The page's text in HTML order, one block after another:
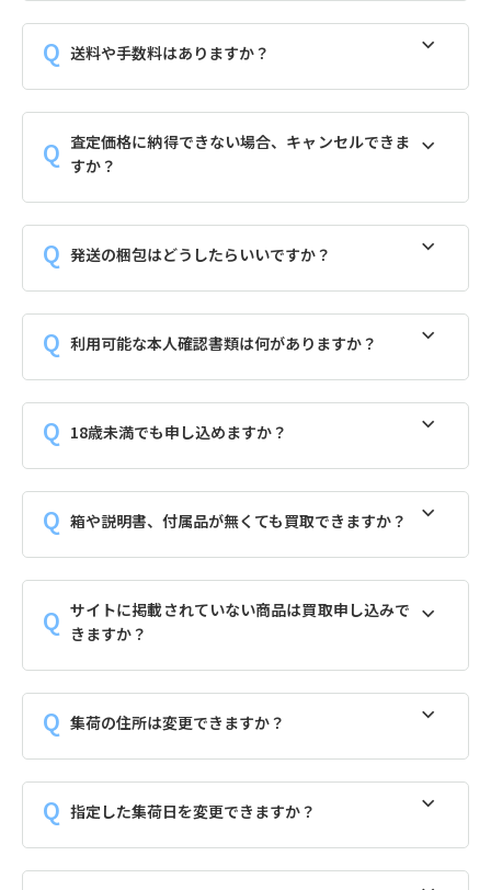
送料や手数料はありますか？
査定価格に納得できない場合、キャンセルできま
すか？
発送の梱包はどうしたらいいですか？
利用可能な本人確認書類は何がありますか？
18歳未満でも申し込めますか？
箱や説明書、付属品が無くても買取できますか？
サイトに掲載されていない商品は買取申し込みで
きますか？
集荷の住所は変更できますか？
指定した集荷日を変更できますか？